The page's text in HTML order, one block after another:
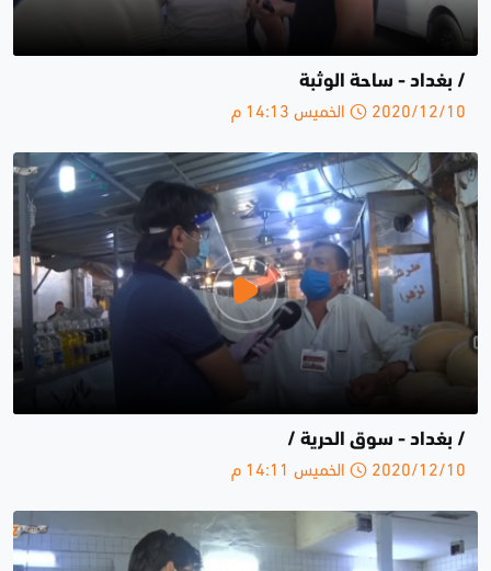
/ بغداد - ساحة الوثبة
2020/12/10 الخميس 14:13 م
/ بغداد - سوق الحرية /
2020/12/10 الخميس 14:11 م